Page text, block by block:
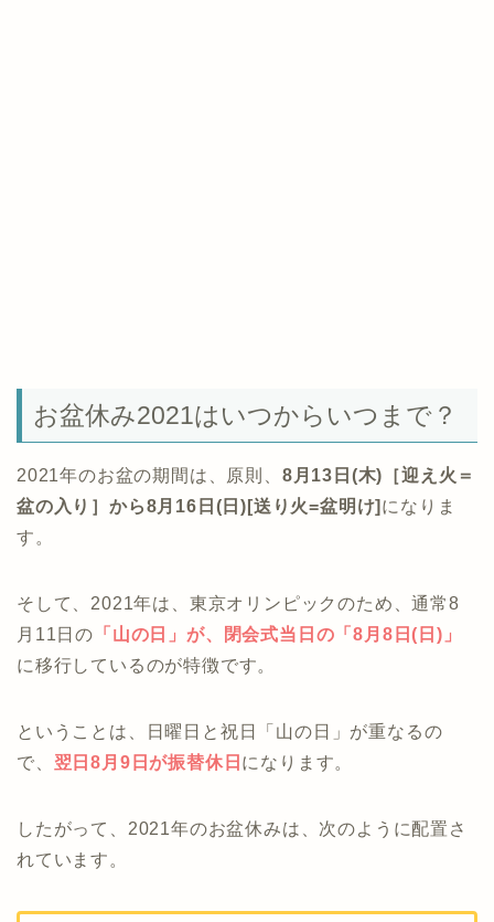
お盆休み2021はいつからいつまで？
2021年のお盆の期間は、原則、 8月13日(木)［迎え火＝
盆の入り］から8月16日(日)[送り火=盆明け] になりま
す。
そして、2021年は、東京オリンピックのため、通常8
月11日の 「 山の日」が、閉会式当日の 「8月8日(日)」
に移行しているのが特徴です。
ということは、日曜日と祝日「山の日」が重なるの
で、 翌日8月9日が振替休日 になります。
したがって、2021年のお盆休みは、次のように配置さ
れています。